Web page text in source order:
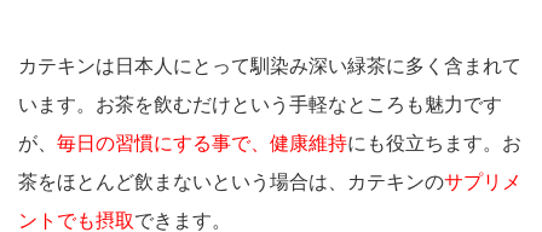
カテキンは日本人にとって馴染み深い緑茶に多く含まれて
います。お茶を飲むだけという手軽なところも魅力です
が、 毎日の習慣にする事で、健康維持にも役立ちます。お
茶をほとんど飲まないという場合は、カテキンのサプリメ
ントでも摂取できます。